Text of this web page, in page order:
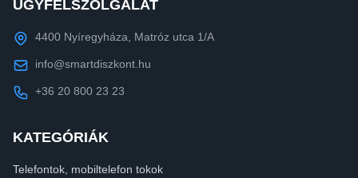
ÜGYFÉLSZOLGÁLAT
4400 Nyíregyháza, Matróz utca 1/A
info@smartdiszkont.hu
+36 20 800 23 23
KATEGÓRIÁK
Telefontok, mobiltelefon tokok